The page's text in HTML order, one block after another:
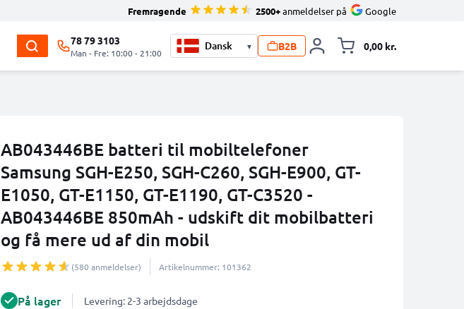
Fremragende 2500+anmeldelser på Google
78 79 3103
Man - Fre: 10:00 - 21:00
▾ B2B 0,00 kr.
AB043446BE batteri til mobiltelefoner
Samsung SGH-E250, SGH-C260, SGH-E900, GT-
E1050, GT-E1150, GT-E1190, GT-C3520 -
AB043446BE 850mAh - udskift dit mobilbatteri
og få mere ud af din mobil
(580 anmeldelser) Artikelnummer: 101362
På lager Levering: 2-3 arbejdsdage